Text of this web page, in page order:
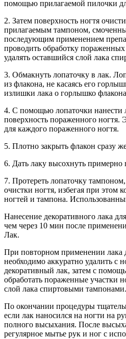
помощью прилагаемой пилочки
2. Затем поверхность ногтя
прилагаемым тампоном,
последующим применением
проводить обработку
удалять оставшийся слой лака
3. Обмакнуть лопаточку в лак.
из флакона, не касаясь его
излишки лака о горлышко
4. С помощью лопаточки нанести
поверхность пораженного ногтя.
для каждого пораженного ногтя.
5. Плотно закрыть флакон сразу
6. Дать лаку высохнуть примерно
7. Протереть лопаточку
очистки ногтя, избегая при этом
ногтей и тампона.
Нанесение декоративного лака
чем через 10 мин после
Лак.
При повторном применении лака
необходимо аккуратно удалить с
декоративный лак, затем с
обработать пораженные участки
слой лака спиртовыми тампонами.
По окончании процедуры
если лак наносился на ногти на
полного высыхания. После
регулярное мытье рук и ног с